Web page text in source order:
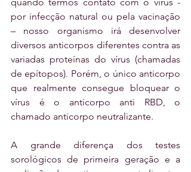
por infecção natural ou pela vacinação
– nosso organismo irá desenvolver
diversos anticorpos diferentes contra as
variadas proteínas do vírus (chamadas
de epítopos). Porém, o único anticorpo
que realmente consegue bloquear o
vírus é o anticorpo anti RBD, o
chamado anticorpo neutralizante.
A grande diferença dos testes
sorológicos de primeira geração e a